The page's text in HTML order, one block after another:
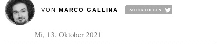
VON MARCO GALLINA
Mi, 13. Oktober 2021